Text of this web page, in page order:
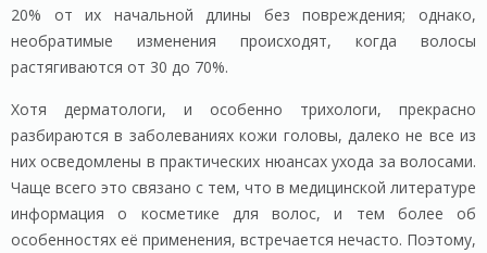
20% от их начальной длины без повреждения; однако,
необратимые изменения происходят, когда волосы
растягиваются от 30 до 70%.
Хотя дерматологи, и особенно трихологи, прекрасно
разбираются в заболеваниях кожи головы, далеко не все из
них осведомлены в практических нюансах ухода за волосами.
Чаще всего это связано с тем, что в медицинской литературе
информация о косметике для волос, и тем более об
особенностях её применения, встречается нечасто. Поэтому,